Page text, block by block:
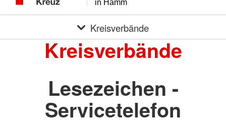
Kreisverbände
Kreisverbände
Lesezeichen -
Servicetelefon